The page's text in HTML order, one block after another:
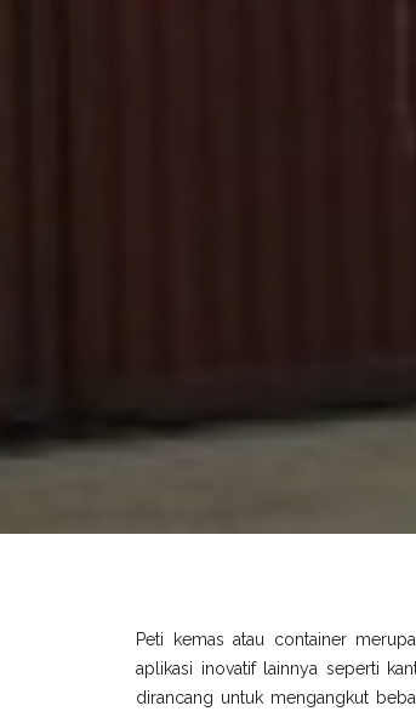
Peti kemas atau container
aplikasi inovatif lainnya seperti
dirancang untuk mengangkut